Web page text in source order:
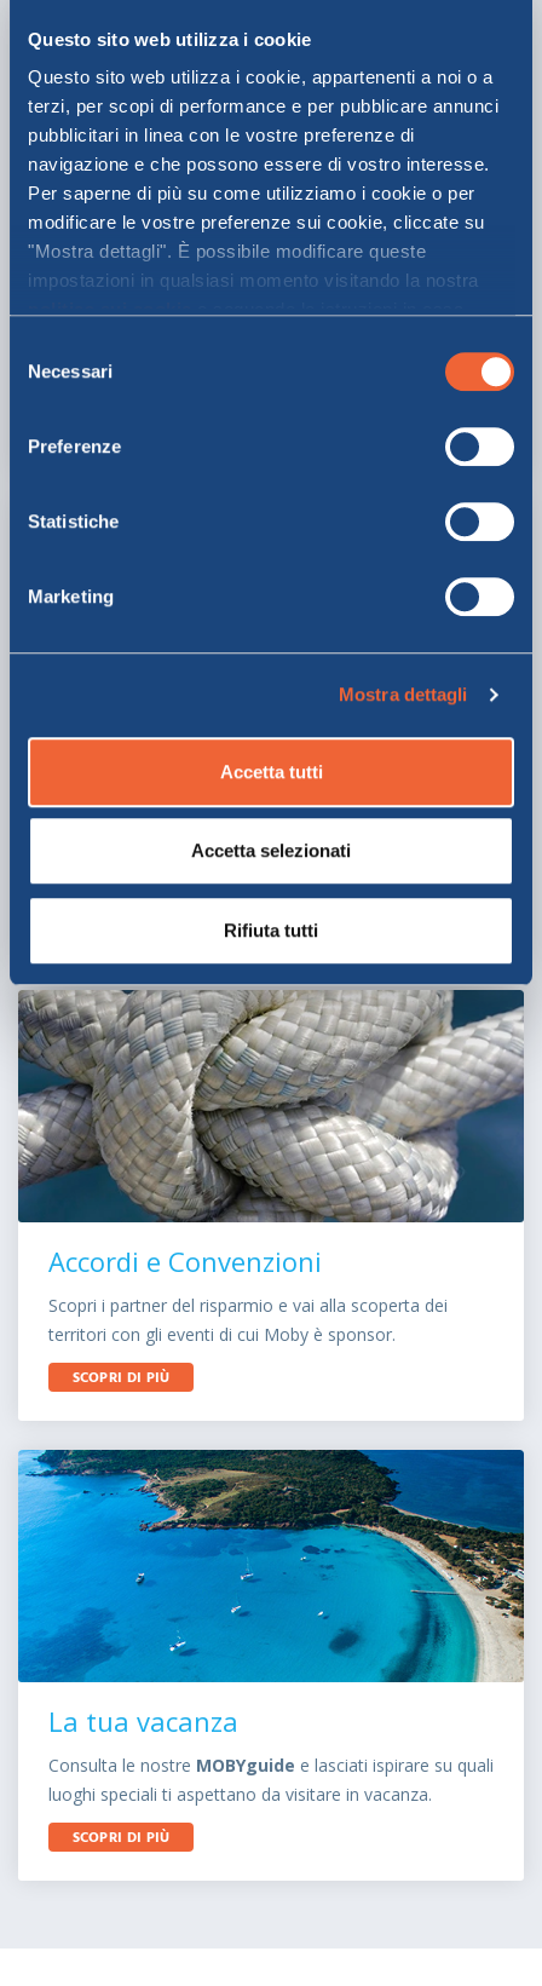
Questo sito web utilizza i cookie
Questo sito web utilizza i cookie, appartenenti a noi o a
terzi, per scopi di performance e per pubblicare annunci
pubblicitari in linea con le vostre preferenze di
navigazione e che possono essere di vostro interesse.
Per saperne di più su come utilizziamo i cookie o per
modificare le vostre preferenze sui cookie, cliccate su
"Mostra dettagli". È possibile modificare queste
impostazioni in qualsiasi momento visitando la nostra
selezionati", l’utente accetta la memorizzazione dei
delNecessari
Preferenze
Statistiche
Marketing
Mostra dettagli
Accetta tutti
Accetta selezionati
Rifiuta tutti
La Compagnia
il trasporto di auto e passeggeri verso le più belle isole
del Mediterraneo, Sardegna, Corsica e Isola d’Elba...
Tutta la flotta
Da sempre al vostro servizio per offrirvi ogni giorno, in
ogni stagione, uno stile di navigazione garantito da oltre
Accordi e Convenzioni
Scopri i partner del risparmio e vai alla scoperta dei
territori con gli eventi di cui Moby è sponsor.
SCOPRI DI PIÙ
La tua vacanza
Consulta le nostre MOBYguide e lasciati ispirare su quali
luoghi speciali ti aspettano da visitare in vacanza.
SCOPRI DI PIÙ